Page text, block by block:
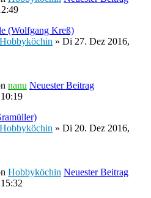
(Wolfgang Kreß)
Hobbyköchin » Di 27. Dez 2016,
nanu Neuester Beitrag
Hobbyköchin » Di 20. Dez 2016,
Hobbyköchin Neuester Beitrag